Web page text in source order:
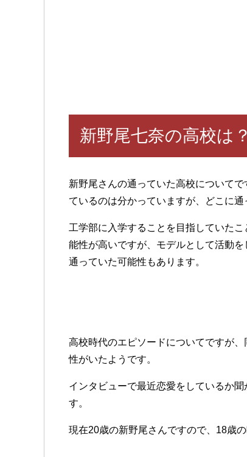
新野尾七奈の高校は？
新野尾さんの通っていた高校について
ているのは分かっていますが、どこに
工学部に入学することを目指していた
能性が高いですが、モデルとして活動
通っていた可能性もあります。
高校時代のエピソードについてですが
性がいたようです。
インタビューで最近恋愛をしているか
す。
現在20歳の新野尾さんですので、18歳